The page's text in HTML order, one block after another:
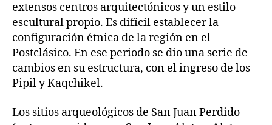
extensos centros arquitectónicos y un estilo
escultural propio. Es difícil establecer la
configuración étnica de la región en el
Postclásico. En ese periodo se dio una serie de
cambios en su estructura, con el ingreso de los
Pipil y Kaqchikel.
Los sitios arqueológicos de San Juan Perdido